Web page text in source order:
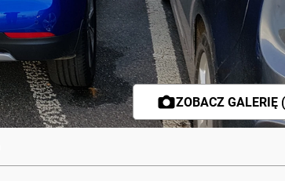
ZOBACZ GALERIĘ